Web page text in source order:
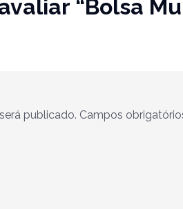
“Bolsa
publicado. Campos